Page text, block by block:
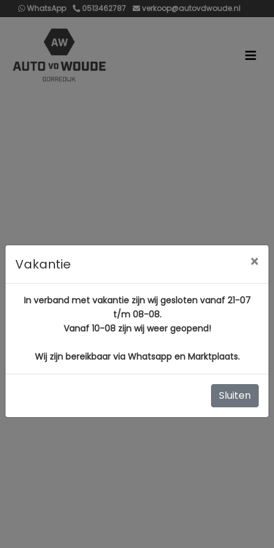
WhatsApp 0513462787 verkoop@autovdwoude.nl
Vakantie ×
In verband met vakantie zijn wij gesloten vanaf 21-07
t/m 08-08.
Vanaf 10-08 zijn wij weer geopend!
Wij zijn bereikbaar via Whatsapp en Marktplaats.
Sluiten